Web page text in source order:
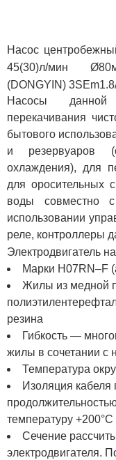
Насос
45(30)л/мин
(DONGYIN)
Насосы
перекачивания
бытового
и резервуаров
охлаждения), для
для оросительных
воды совместно
использовании
реле, контроллеры
Электродвигатель
Марки H07RN–F
Жилы из медной
резина
Гибкость —
жилы в сочетании с
Температура
Изоляция кабеля
температуру +200°C
Сечение
электродвигателя.